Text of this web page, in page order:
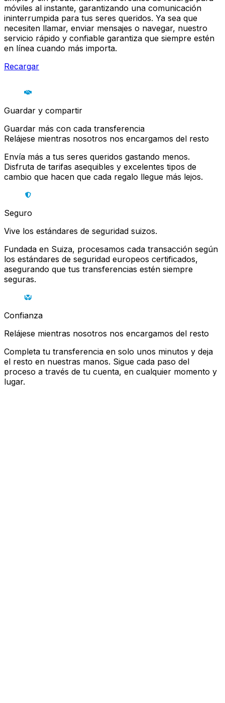
móviles al instante, garantizando una comunicación
ininterrumpida para tus seres queridos. Ya sea que
necesiten llamar, enviar mensajes o navegar, nuestro
servicio rápido y confiable garantiza que siempre estén
en línea cuando más importa.
Recargar
Guardar y compartir
Guardar más con cada transferencia
Relájese mientras nosotros nos encargamos del resto
Envía más a tus seres queridos gastando menos.
Disfruta de tarifas asequibles y excelentes tipos de
cambio que hacen que cada regalo llegue más lejos.
Seguro
Vive los estándares de seguridad suizos.
Fundada en Suiza, procesamos cada transacción según
los estándares de seguridad europeos certificados,
asegurando que tus transferencias estén siempre
seguras.
Confianza
Relájese mientras nosotros nos encargamos del resto
Completa tu transferencia en solo unos minutos y deja
el resto en nuestras manos. Sigue cada paso del
proceso a través de tu cuenta, en cualquier momento y
lugar.